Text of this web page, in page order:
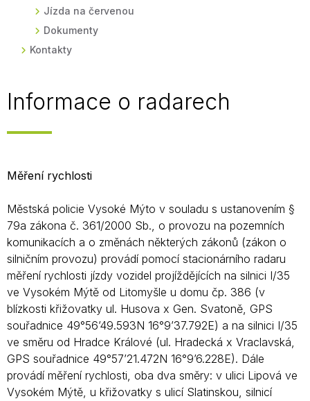
Jízda na červenou
Dokumenty
Kontakty
Informace o radarech
Měření rychlosti
Městská policie Vysoké Mýto v souladu s ustanovením §
79a zákona č. 361/2000 Sb., o provozu na pozemních
komunikacích a o změnách některých zákonů (zákon o
silničním provozu) provádí pomocí stacionárního radaru
měření rychlosti jízdy vozidel projíždějících na silnici I/35
ve Vysokém Mýtě od Litomyšle u domu čp. 386 (v
blízkosti křižovatky ul. Husova x Gen. Svatoně, GPS
souřadnice 49°56’49.593N 16°9’37.792E) a na silnici I/35
ve směru od Hradce Králové (ul. Hradecká x Vraclavská,
GPS souřadnice 49°57’21.472N 16°9’6.228E). Dále
provádí měření rychlosti, oba dva směry: v ulici Lipová ve
Vysokém Mýtě, u křižovatky s ulicí Slatinskou, silnicí